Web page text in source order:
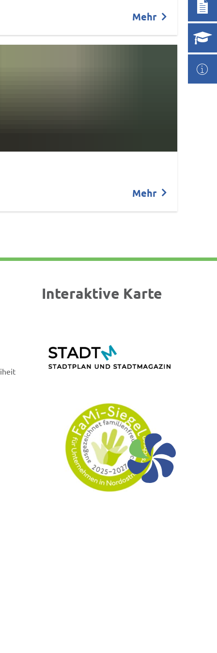
Mehr
Mehr
Interaktive Karte